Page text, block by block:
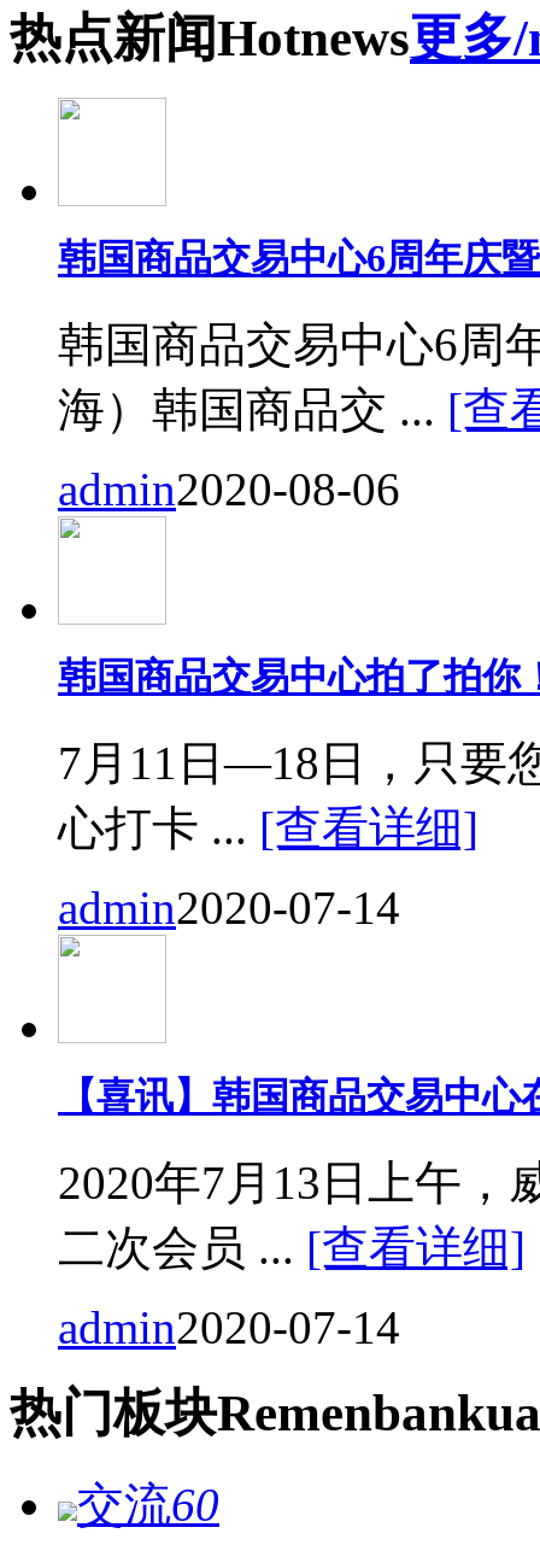
热点新闻Hotnews更多
韩国商品交易中心6周年庆
韩国商品交易中心6周
海）韩国商品交 ... [查
admin2020-08-06
韩国商品交易中心拍了拍你
7月11日—18日，只要
心打卡 ... [查看详细]
admin2020-07-14
【喜讯】韩国商品交易中
2020年7月13日上午，
二次会员 ... [查看详细]
admin2020-07-14
热门板块Remen
交流60